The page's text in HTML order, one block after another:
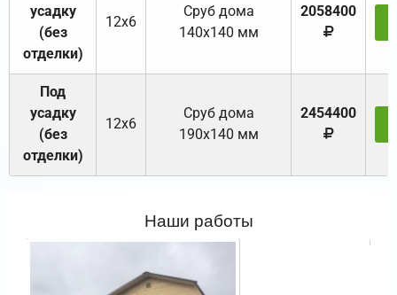
усадку
(без
отделки)
12х6
Cруб дома
140х140 мм
2058400
Под
усадку
(без
отделки)
12х6
Cруб дома
190х140 мм
2454400
Наши работы